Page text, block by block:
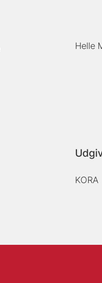
Helle
KORA